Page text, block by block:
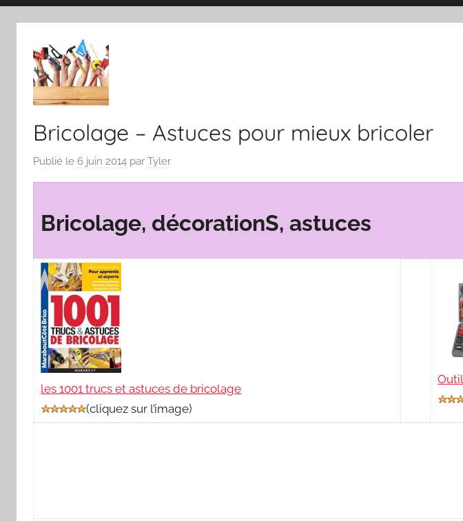
Bricolage – Astuces pour mieux bricoler
Publié le 6 juin 2014 par Tyler
Bricolage, décorationS, astuces
les 1001 trucs et astuces de bricolage
(cliquez sur l’image)